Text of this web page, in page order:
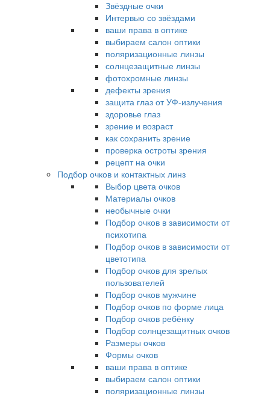
Звёздные очки
Интервью со звёздами
ваши права в оптике
выбираем салон оптики
поляризационные линзы
солнцезащитные линзы
фотохромные линзы
дефекты зрения
защита глаз от УФ-излучения
здоровье глаз
зрение и возраст
как сохранить зрение
проверка остроты зрения
рецепт на очки
Подбор очков и контактных линз
Выбор цвета очков
Материалы очков
необычные очки
Подбор очков в зависимости от
психотипа
Подбор очков в зависимости от
цветотипа
Подбор очков для зрелых
пользователей
Подбор очков мужчине
Подбор очков по форме лица
Подбор очков ребёнку
Подбор солнцезащитных очков
Размеры очков
Формы очков
ваши права в оптике
выбираем салон оптики
поляризационные линзы